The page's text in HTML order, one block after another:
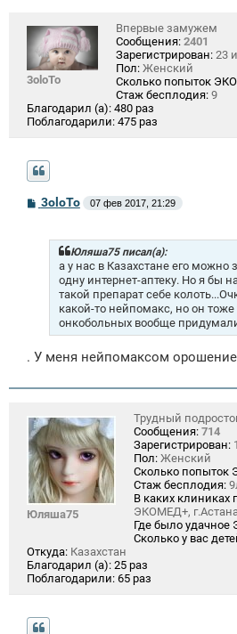
3oloTo
Впервые замужем
Сообщения: 2401
Зарегистрирован: 23
Пол: Женский
Сколько попыток
Стаж бесплодия: 9
Благодарил (а): 480 раз
Поблагодарили: 475 раз
С3oloTo 07 фев 2017, 21:29
Юляша75 писал(а):
а у нас в Казахстане его можно
одну интернет-аптеку. Но я бы
такой препарат себе
какой-то нейпомакс, но он
онкобольных вообще
. У меня нейпомаксом
Юляша75
Трудный
Сообщения: 714
Зарегистрирован:
Пол: Женский
Сколько попыток
Стаж бесплодия:
В каких клиниках
ЭКОМЕД+,
Где было удачное
Сколько у вас
Откуда: Казахстан
Благодарил (а): 25 раз
Поблагодарили: 65 раз